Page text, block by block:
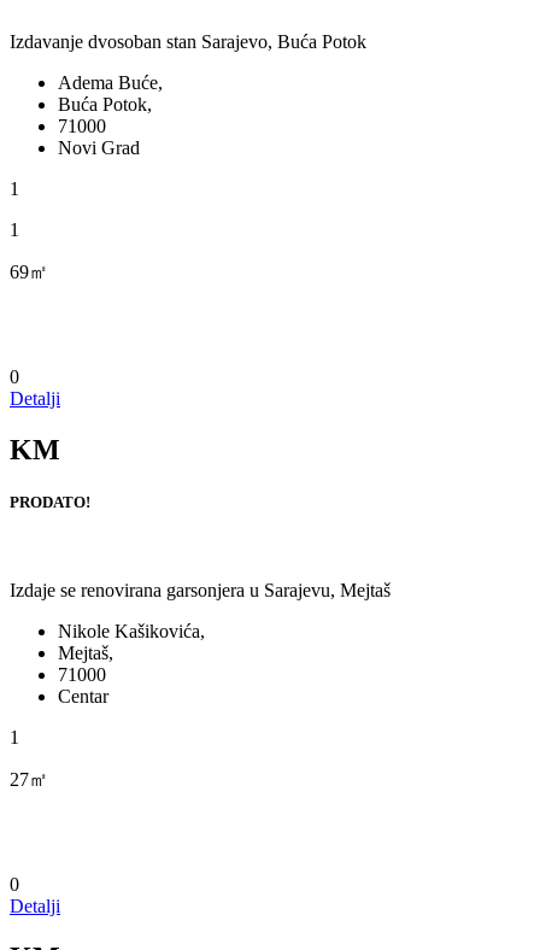
Izdavanje dvosoban stan Sarajevo, Buća Potok
Adema Buće,
Buća Potok,
71000
Novi Grad
1
1
69㎡
0
Detalji
KM
PRODATO!
Izdaje se renovirana garsonjera u Sarajevu, Mejtaš
Nikole Kašikovića,
Mejtaš,
71000
Centar
1
27㎡
0
Detalji